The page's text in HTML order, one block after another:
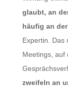
glaubt, an
häufig an
Expertin. Das
Meetings, auf
zweifeln an